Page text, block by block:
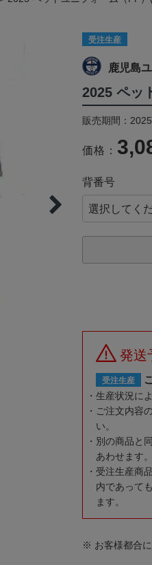
受注生産
鹿児島
2025 ペッ
販売期間：
価格：
背番号
発送
受注生産
生産状況に
ご注文内容
い。
別の商品と
あわせます。
受注生産商
内であって
ます。
※ お客様都合に